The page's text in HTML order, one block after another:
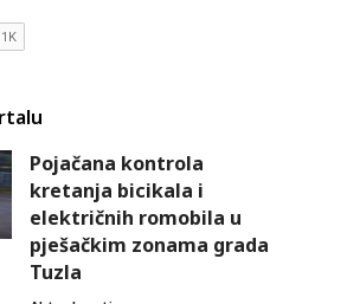
Pojačana kontrola
kretanja bicikala i
električnih romobila u
pješačkim zonama grada
Tuzla